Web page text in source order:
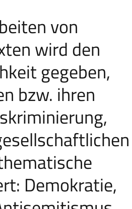
von
wird den
gegeben,
bzw. ihren
Demokratie,